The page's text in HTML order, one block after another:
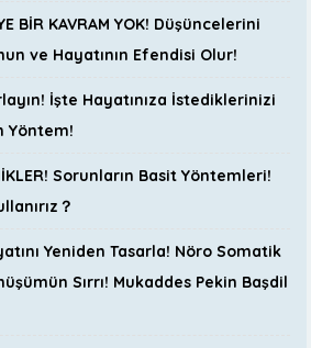
BİR KAVRAM YOK! Düşüncelerini
ve Hayatının Efendisi Olur!
İşte Hayatınıza İstediklerinizi
Yöntem!
Sorunların Basit Yöntemleri!
？
Yeniden Tasarla! Nöro Somatik
Sırrı! Mukaddes Pekin Başdil